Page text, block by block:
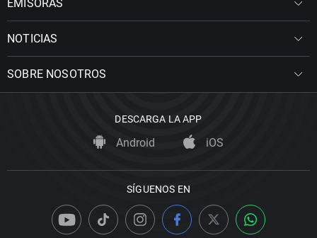
EMISORAS
NOTICIAS
SOBRE NOSOTROS
DESCARGA LA APP
Android iOS
SÍGUENOS EN